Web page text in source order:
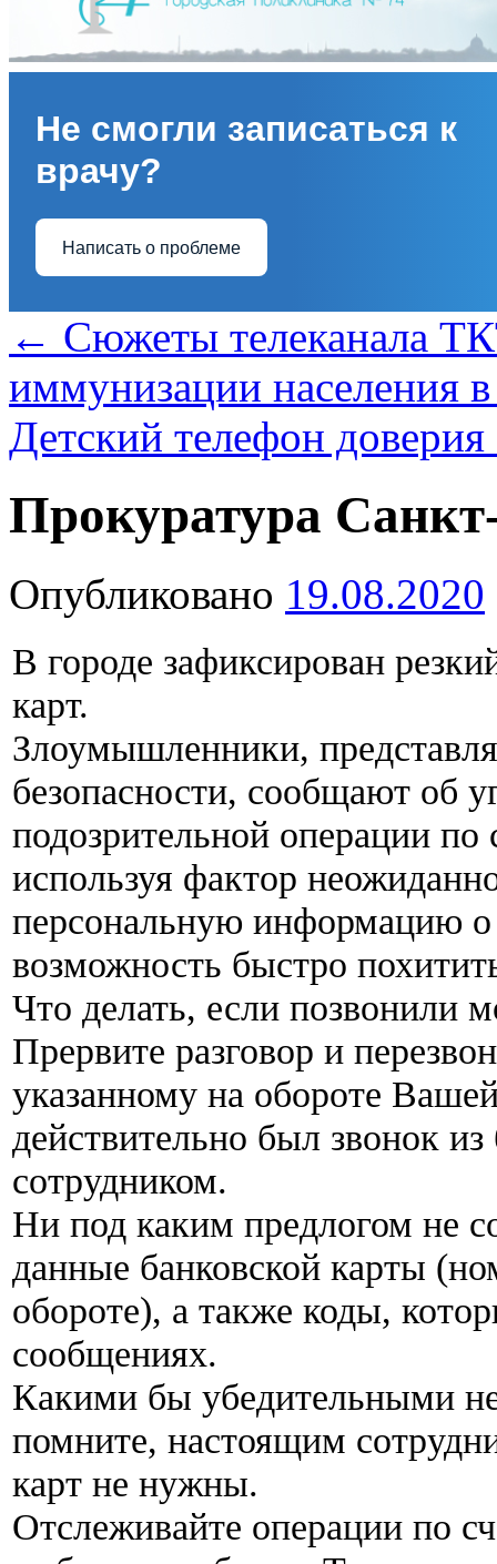
Не смогли записаться к
врачу?
Написать о проблеме
← Сюжеты телеканала
иммунизации населения
Детский телефон доверия
Прокуратура
Опубликовано 19.08.2020
В городе зафиксирован
карт.
Злоумышленники,
безопасности, сообщают об
подозрительной операции
используя фактор
персональную информацию о
возможность быстро
Что делать, если позвонили
Прервите разговор и
указанному на обороте
действительно был звонок
сотрудником.
Ни под каким предлогом не
данные банковской карты
обороте), а также коды,
сообщениях.
Какими бы убедительными
помните, настоящим
карт не нужны.
Отслеживайте операции по